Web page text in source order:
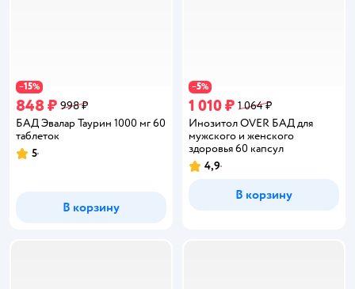
−15%
848 ₽ 998 ₽
БАД Эвалар Таурин 1000 мг 60
таблеток
Рейтинг:
5
В корзину
−5%
1 010 ₽ 1 064 ₽
Инозитол OVER БАД для
мужского и женского
здоровья 60 капсул
Рейтинг:
4,9
В корзину